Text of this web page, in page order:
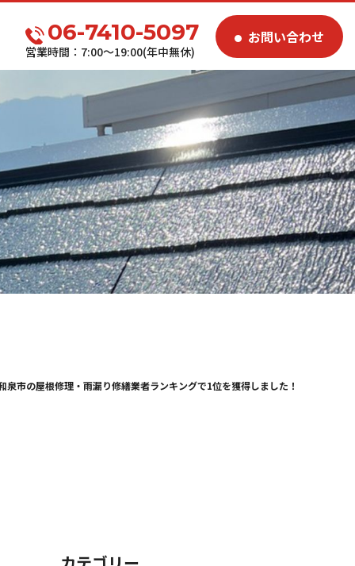
06-7410-5097
営業時間：7:00～19:00(年中無休)
お問い合わせ
泉市の屋根修理・雨漏り修繕業者ランキングで1位を獲得しました！